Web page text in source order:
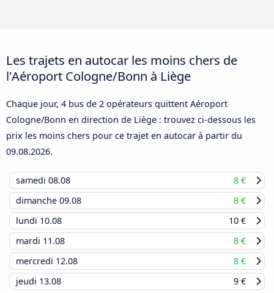
Les trajets en autocar les moins chers de
l'Aéroport Cologne/Bonn à Liège
Chaque jour, 4 bus de 2 opérateurs quittent Aéroport
Cologne/Bonn en direction de Liège : trouvez ci-dessous les
prix les moins chers pour ce trajet en autocar à partir du
09.08.2026.
samedi 08.08
8 €
dimanche 09.08
8 €
lundi 10.08
10 €
mardi 11.08
8 €
mercredi 12.08
8 €
jeudi 13.08
9 €